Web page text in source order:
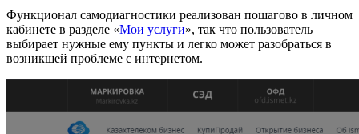
Функционал самодиагностики реализован пошагово в личном
кабинете в разделе «Мои услуги», так что пользователь
выбирает нужные ему пункты и легко может разобраться в
возникшей проблеме с интернетом.